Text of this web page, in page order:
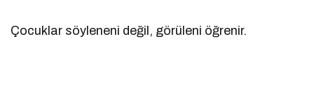
Çocuklar söyleneni değil, görüleni öğrenir.